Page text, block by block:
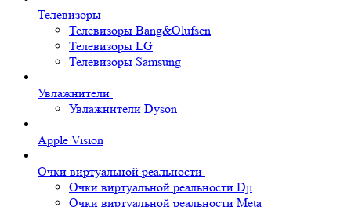
Телевизоры
Телевизоры Bang&Olufsen
Телевизоры LG
Телевизоры Samsung
Увлажнители
Увлажнители Dyson
Apple Vision
Очки виртуальной реальности
Очки виртуальной реальности Dji
Очки виртуальной реальности Meta